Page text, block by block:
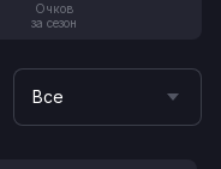
Очков
за сезон
Все